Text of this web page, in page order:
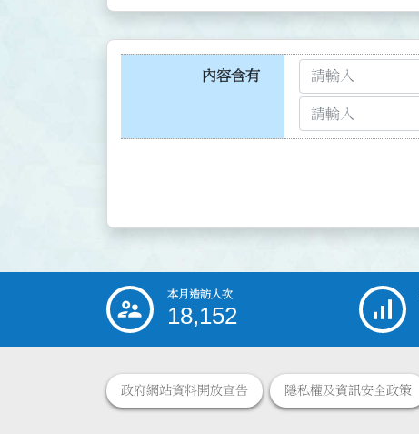
內容含有
::: 本月造訪人次
18,152
政府網站資料開放宣告 隱私權及資訊安全政策